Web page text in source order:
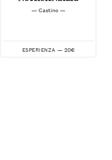
— Castino —
ESPERIENZA — 20€